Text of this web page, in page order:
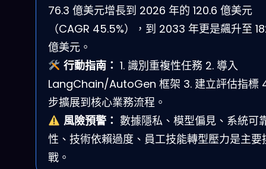
76.3 億美元增長到 2026 年的 120.6 億美元
（CAGR 45.5%），到 2033 年更是飆升至
億美元。
行動指南： 1. 識別重複性任務 2. 導入
LangChain/AutoGen 框架 3. 建立評估指標
步擴展到核心業務流程。
風險預警： 數據隱私、模型偏見、系統可
性、技術依賴過度、員工技能轉型壓力是主要
戰。